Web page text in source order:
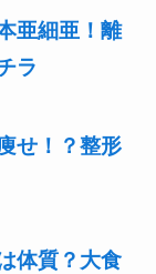
亜細亜！離
ラ
せ！？整形
体質？大食